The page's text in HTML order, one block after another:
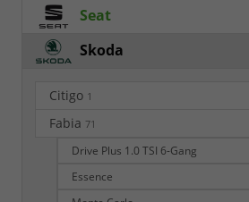
Seat
Skoda
Citigo 1
Fabia 71
Drive Plus 1.0 TSI 6-Gang
Essence